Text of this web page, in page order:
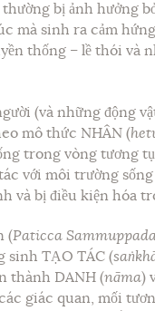
bị ảnh hưởng
mà sinh ra cảm
thống – lề thói và
(và những động
mô thức NHÂN (
trong vòng tương
với môi trường sống
và bị điều kiện hóa
(Paticca
sinh TẠO TÁC (
thành DANH (nāma)
giác quan, mối